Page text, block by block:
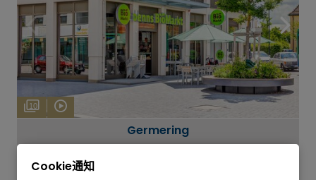
10
Germering
Cookie通知